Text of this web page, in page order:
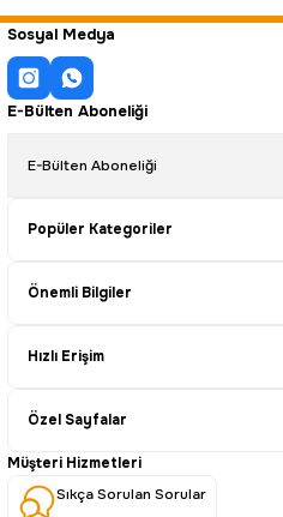
Sosyal Medya
E-Bülten Aboneliği
Popüler Kategoriler
Önemli Bilgiler
Hızlı Erişim
Özel Sayfalar
Müşteri Hizmetleri
Sıkça Sorulan Sorular